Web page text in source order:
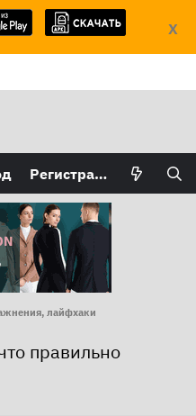
X
Регистрация
лайфхаки
правильно